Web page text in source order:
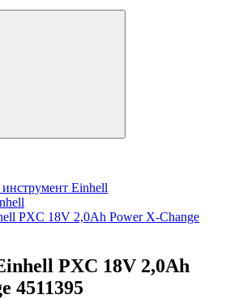
Einhell
PXC 18V 2,0Ah Power X-Change
PXC 18V 2,0Ah
4511395